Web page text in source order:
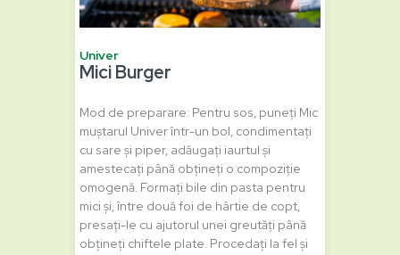
Univer
Mici Burger
Mod de preparare: Pentru sos, puneți Mic
muștarul Univer într-un bol, condimentați
cu sare și piper, adăugați iaurtul și
amestecați până obțineți o compoziție
omogenă. Formați bile din pasta pentru
mici și, între două foi de hârtie de copt,
presați-le cu ajutorul unei greutăți până
obțineți chiftele plate. Procedați la fel și